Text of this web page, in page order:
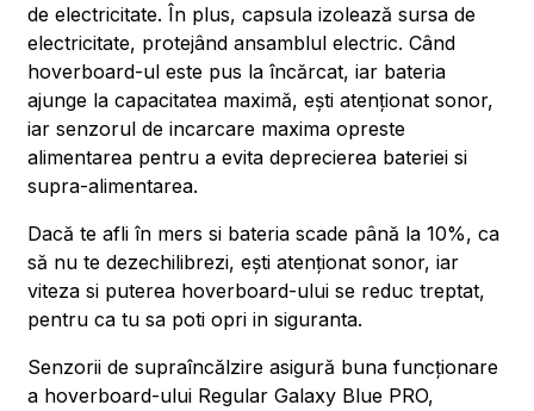
de electricitate. În plus, capsula izolează sursa de
electricitate, protejând ansamblul electric. Când
hoverboard-ul este pus la încărcat, iar bateria
ajunge la capacitatea maximă, ești atenționat sonor,
iar senzorul de incarcare maxima opreste
alimentarea pentru a evita deprecierea bateriei si
supra-alimentarea.
Dacă te afli în mers si bateria scade până la 10%, ca
să nu te dezechilibrezi, ești atenționat sonor, iar
viteza si puterea hoverboard-ului se reduc treptat,
pentru ca tu sa poti opri in siguranta.
Senzorii de supraîncălzire asigură buna funcționare
a hoverboard-ului Regular Galaxy Blue PRO,